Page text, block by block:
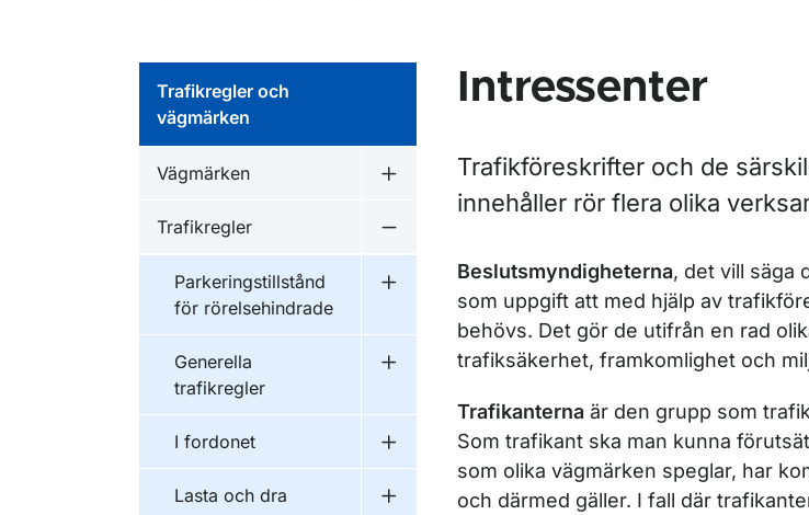
Trafikregler och
vägmärken
Vägmärken
Undermeny för Vägmärken
Trafikregler
Parkeringstillstånd
för rörelsehindrade
Undermeny för Parkeringstillstånd för
Generella
trafikregler
Undermeny för Generella trafikregler
I fordonet
Undermeny för I fordonet
Lasta och dra
Undermeny för Lasta och dra
Intressenter
Trafikföreskrifter och de
innehåller rör flera olika
Beslutsmyndigheterna, det vill säga
som uppgift att med hjälp av
behövs. Det gör de utifrån en rad
trafiksäkerhet, framkomlighet och
Trafikanterna är den grupp som
Som trafikant ska man kunna
som olika vägmärken speglar, har
och därmed gäller. I fall där